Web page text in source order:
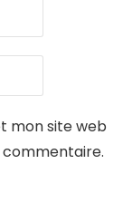
mon site web